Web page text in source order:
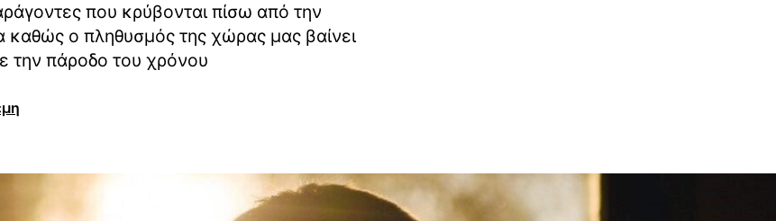
που κρύβονται πίσω από την
καθώς ο πληθυσμός της χώρας μας βαίνει
την πάροδο του χρόνου